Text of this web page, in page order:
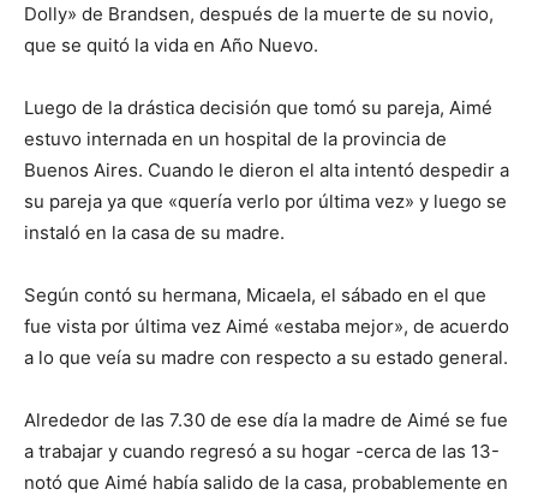
Dolly» de Brandsen, después de la muerte de su novio,
que se quitó la vida en Año Nuevo.
Luego de la drástica decisión que tomó su pareja, Aimé
estuvo internada en un hospital de la provincia de
Buenos Aires. Cuando le dieron el alta intentó despedir a
su pareja ya que «quería verlo por última vez» y luego se
instaló en la casa de su madre.
Según contó su hermana, Micaela, el sábado en el que
fue vista por última vez Aimé «estaba mejor», de acuerdo
a lo que veía su madre con respecto a su estado general.
Alrededor de las 7.30 de ese día la madre de Aimé se fue
a trabajar y cuando regresó a su hogar -cerca de las 13-
notó que Aimé había salido de la casa, probablemente en